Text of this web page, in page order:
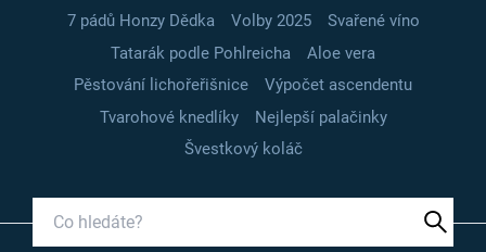
7 pádů Honzy Dědka
Volby 2025
Svařené víno
Tatarák podle Pohlreicha
Aloe vera
Pěstování lichořeřišnice
Výpočet ascendentu
Tvarohové knedlíky
Nejlepší palačinky
Švestkový koláč